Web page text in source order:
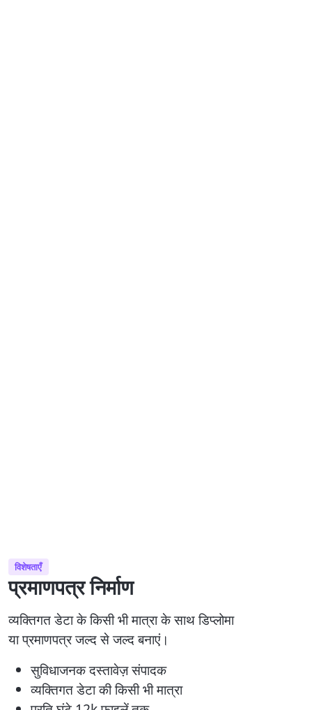
विशेषताएँ
प्रमाणपत्र निर्माण
व्यक्तिगत डेटा के किसी भी मात्रा के साथ डिप्लोमा
या प्रमाणपत्र जल्द से जल्द बनाएं।
सुविधाजनक दस्तावेज़ संपादक
व्यक्तिगत डेटा की किसी भी मात्रा